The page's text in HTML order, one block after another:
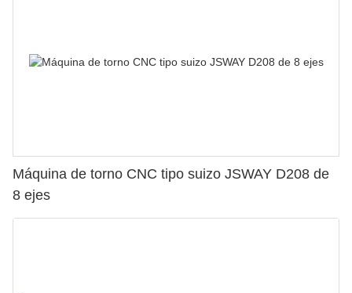
Máquina de torno CNC tipo suizo JSWAY D208 de
8 ejes